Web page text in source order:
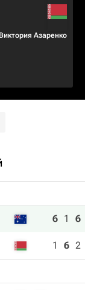
Виктория Азаренко
6 1 6
1 6 2